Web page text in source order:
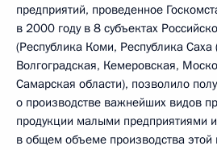
предприятий, проведенное
в 2000 году в 8 субъектах
(Республика Коми, Республика Саха
Волгоградская, Кемеровская,
Самарская области), позволило
о производстве важнейших видов
продукции малыми предприятиями
в общем объеме производства